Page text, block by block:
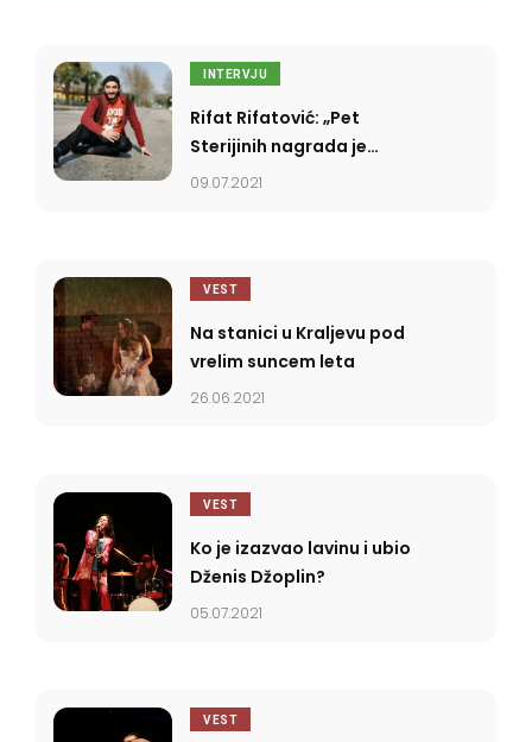
INTERVJU
Rifat Rifatović: „Pet
Sterijinih nagrada je
ozbiljan istorijski uspeh”
09.07.2021
VEST
Na stanici u Kraljevu pod
vrelim suncem leta
26.06.2021
VEST
Ko je izazvao lavinu i ubio
Dženis Džoplin?
05.07.2021
VEST